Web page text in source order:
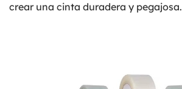
crear una cinta duradera y pegajosa.